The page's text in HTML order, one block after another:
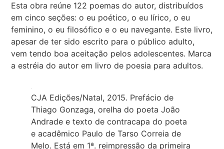
Esta obra reúne 122 poemas do autor, distribuídos
em cinco seções: o eu poético, o eu lírico, o eu
feminino, o eu filosófico e o eu navegante. Este livro,
apesar de ter sido escrito para o público adulto,
vem tendo boa aceitação pelos adolescentes. Marca
a estréia do autor em livro de poesia para adultos.
CJA Edições/Natal, 2015. Prefácio de
Thiago Gonzaga, orelha do poeta João
Andrade e texto de contracapa do poeta
e acadêmico Paulo de Tarso Correia de
Melo. Está em 1ª. reimpressão da primeira